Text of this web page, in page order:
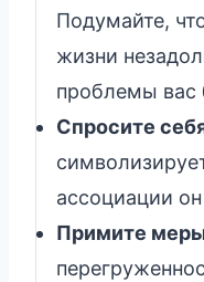
Подумайте,
жизни
проблемы вас
Спросите
ассоциации
Примите